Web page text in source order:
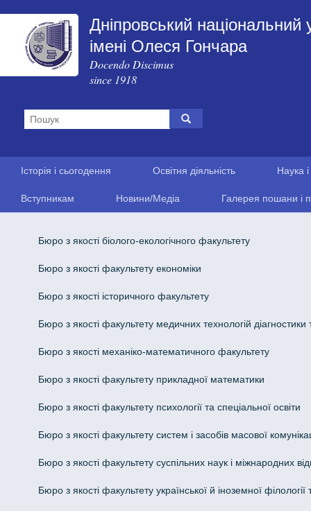
Дніпровський національний
імені Олеся Гончара
Docendo Discimus
since 1918
Історія і сьогодення Освітня діяльність Наука
Вступникам Новини/Медіа Галерея пошани і
Бюро з якості біолого-екологічного факультету
Бюро з якості факультету економіки
Бюро з якості історичного факультету
Бюро з якості факультету медичних технологій діагностики
Бюро з якості механіко-математичного факультету
Бюро з якості факультету прикладної математики
Бюро з якості факультету психології та спеціальної освіти
Бюро з якості факультету систем і засобів масової
Бюро з якості факультету суспільних наук і міжнародних
Бюро з якості факультету української й іноземної